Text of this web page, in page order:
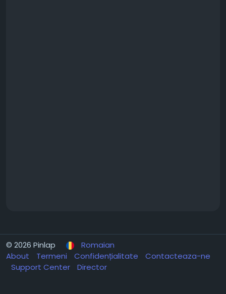
© 2026 Pinlap
Romaian
About
Termeni Confidențialitate
Contacteaza-ne
Support Center
Director